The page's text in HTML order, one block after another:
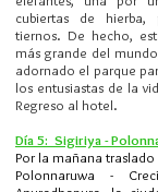
cubiertas de hierba,
tiernos. De hecho,
más grande del
adornado el parque
los entusiastas de la
Regreso al hotel.
Día 5: Sigiriya -
Por la mañana
Polonnaruwa -